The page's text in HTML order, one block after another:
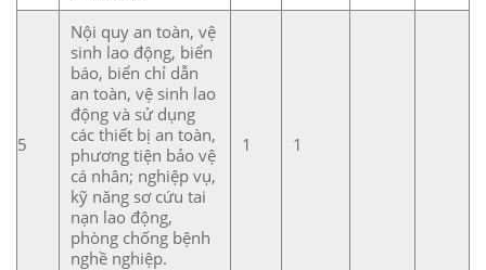
5
Nội quy an toàn, vệ
sinh lao động, biển
báo, biển chỉ dẫn
an toàn, vệ sinh lao
động và sử dụng
các thiết bị an toàn,
phương tiện bảo vệ
cá nhân; nghiệp vụ,
kỹ năng sơ cứu tai
nạn lao động,
phòng chống bệnh
nghề nghiệp.
1 1